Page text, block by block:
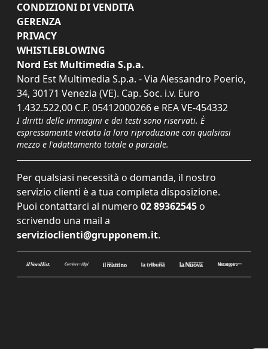
CONDIZIONI DI VENDITA
GERENZA
PRIVACY
WHISTLEBLOWING
Nord Est Multimedia S.p.a.
Nord Est Multimedia S.p.a. - Via Alessandro Poerio,
34, 30171 Venezia (VE). Cap. Soc. i.v. Euro
1.432.522,00 C.F. 05412000266 e REA VE-454332
I diritti delle immagini e dei testi sono riservati. È
espressamente vietata la loro riproduzione con qualsiasi
mezzo e l'adattamento totale o parziale.
Per qualsiasi necessità o domanda, il nostro
servizio clienti è a tua completa disposizione.
Puoi contattarci al numero 02 89362545 o
scrivendo una mail a
servizioclienti@grupponem.it.